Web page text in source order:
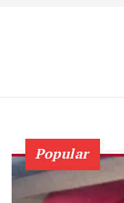
Popular